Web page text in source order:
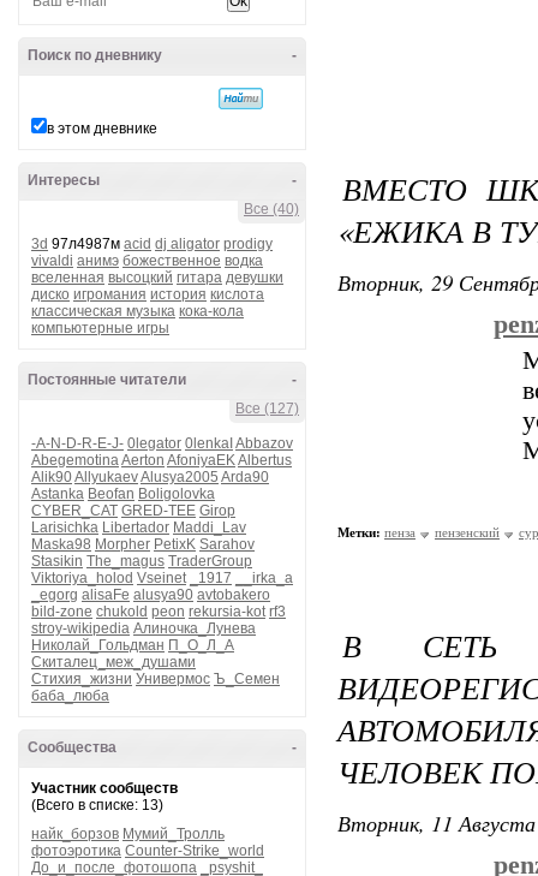
-
Поиск по дневнику
в этом дневнике
-
Интересы
Все (40)
3d 97л4987м acid dj aligator prodigy
vivaldi анимэ божественное водка
вселенная высоцкий гитара девушки
диско игромания история кислота
классическая музыка кока-кола
компьютерные игры
-
Постоянные читатели
Все (127)
-A-N-D-R-E-J- 0legator 0lenkaI Abbazov
AbegemotinaAerton AfoniyaEKAlbertus
Alik90AllyukaevAlusya2005 Arda90
Astanka Beofan Boligolovka
CYBER_CAT GRED-TEE Girop
Larisichka Libertador Maddi_Lav
Maska98 Morpher PetixK Sarahov
Stasikin The_magus TraderGroup
Viktoriya_holod Vseinet _1917
__irka_a
_egorg alisaFe alusya90 avtobakero
bild-zone chukold peon rekursia-kot rf3
stroy-wikipedia Алиночка_Лунева
Николай_Гольдман П_О_Л_А
Скиталец_меж_душами
Стихия_жизни Универмос Ъ_Семен
баба_люба
-
Сообщества
Участник сообществ
(Всего в списке: 13)
найк_борзов Мумий_Тролль
фотоэротика Counter-Strike_world
До_и_после_фотошопа
_psyshit_
ВМЕСТО
«ЕЖИКА В
Вторник, 29
Метки: пенза пензенский
В СЕТЬ
ЧЕЛОВЕК
Вторник, 11